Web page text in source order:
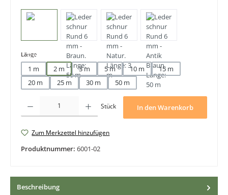
Längeauswählen
1 m 2 m 3 m 5 m 10 m
15 m
20 m
25 m 30 m 50 m
Produkt Anzahl: Gib den gewünschten Wert ein oder benutze die
Stück In den Warenkorb
Zum Merkzettel hinzufügen
Produktnummer: 6001-02
Beschreibung